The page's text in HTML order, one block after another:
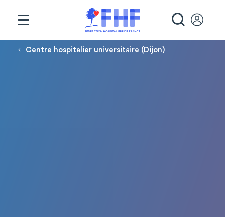
Fil d'Ariane
Centre hospitalier universitaire (Dijon)
Panneau de gestion des cookies